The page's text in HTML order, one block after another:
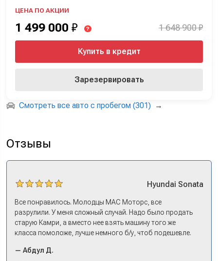
ЦЕНА ПО АКЦИИ
1 499 000 ₽ ? 1 648 900 ₽
Купить в кредит
Зарезервировать
Смотреть все авто с пробегом (301) →
Отзывы
Hyundai Sonata
Все понравилось. Молодцы МАС Моторс, все
разрулили. У меня сложный случай. Надо было продать
старую Камри, а вместо нее взять машину того же
класса помоложе, лучше немного б/у, чтоб подешевле.
либо самому всем этим заниматься – а работать когда?
— Абдул Д.